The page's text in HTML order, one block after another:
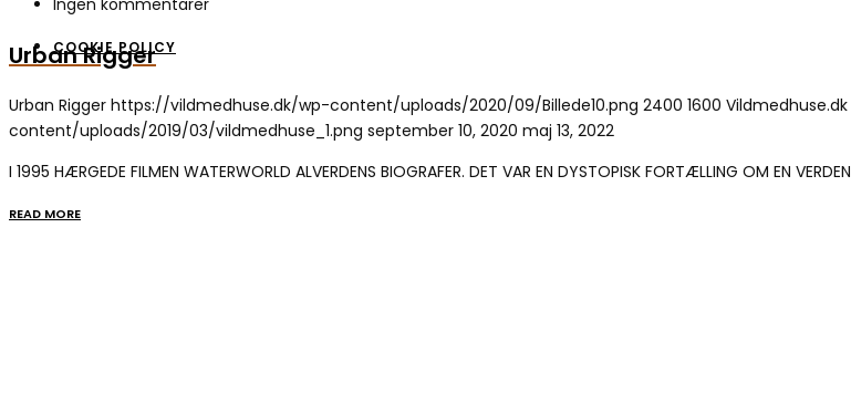
COOKIE POLICY
Urban Rigger
Urban Rigger https://vildmedhuse.dk/wp-content/uploads/2020/09/Billede10.png 2400 1600 Vildmedhuse.dk
content/uploads/2019/03/vildmedhuse_1.png september 10, 2020 maj 13, 2022
I 1995 HÆRGEDE FILMEN WATERWORLD ALVERDENS BIOGRAFER. DET VAR EN DYSTOPISK FORTÆLLING OM EN
READ MORE